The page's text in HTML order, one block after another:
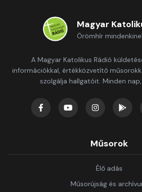
Magyar
Örömhír
A Magyar Katolikus Rádió
információkkal, értékközvetítő
szolgálja hallgatóit. Minden
Műsorok
Élő adás
Műsorújság és